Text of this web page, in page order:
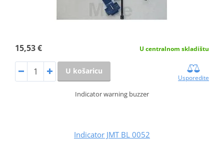
15,53 € U centralnom skladištu
U košaricu
Usporedite
Indicator warning buzzer
Indicator JMT BL 0052